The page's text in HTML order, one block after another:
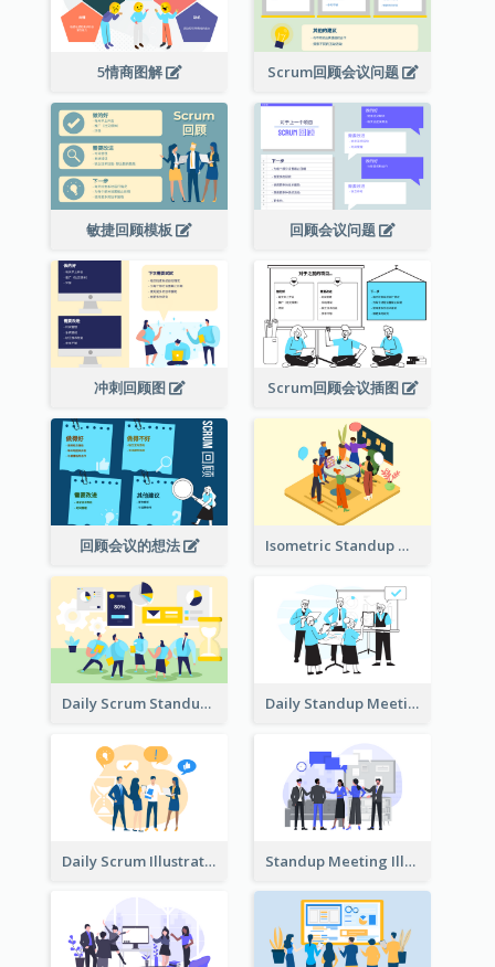
5情商图解 Scrum回顾会议问题
敏捷回顾模板 回顾会议问题
冲刺回顾图 Scrum回顾会议插图
回顾会议的想法 Isometric Standup Meeting Illustration
Daily Scrum Standup Meeting Illustration Daily Standup Meeting Illustration
Daily Scrum Illustration Standup Meeting Illustration